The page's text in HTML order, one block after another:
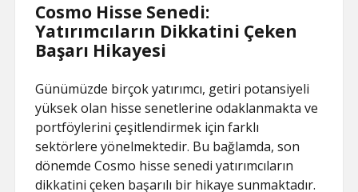
Cosmo Hisse Senedi:
Yatırımcıların Dikkatini Çeken
Başarı Hikayesi
Günümüzde birçok yatırımcı, getiri potansiyeli
yüksek olan hisse senetlerine odaklanmakta ve
portföylerini çeşitlendirmek için farklı
sektörlere yönelmektedir. Bu bağlamda, son
dönemde Cosmo hisse senedi yatırımcıların
dikkatini çeken başarılı bir hikaye sunmaktadır.